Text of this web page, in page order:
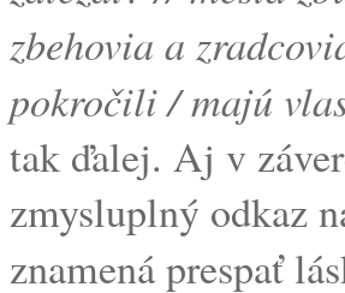
zbehovia a
pokročili / majú
tak ďalej. Aj v
zmysluplný odkaz
znamená prespať